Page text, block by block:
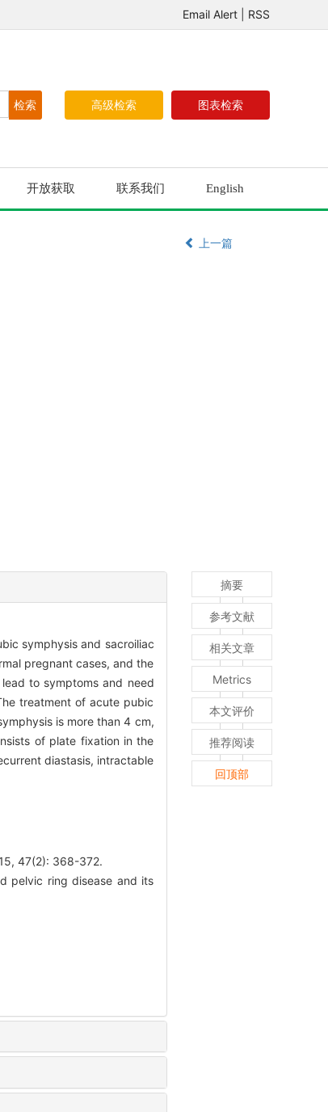
Email Alert RSS
图表检索
高级检索
开放获取 联系我们 English
上一篇
symphysis and sacroiliac
pregnant cases, and the
to symptoms and need
treatment of acute pubic
is more than 4 cm,
of plate fixation in the
diastasis, intractable
47(2): 368-372.
pelvic ring disease and its
摘要
参考文献
相关文章
Metrics
本文评价
推荐阅读
回顶部